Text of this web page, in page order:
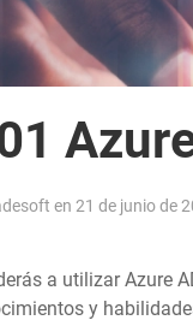
en 21 de junio de
a utilizar Azure
y